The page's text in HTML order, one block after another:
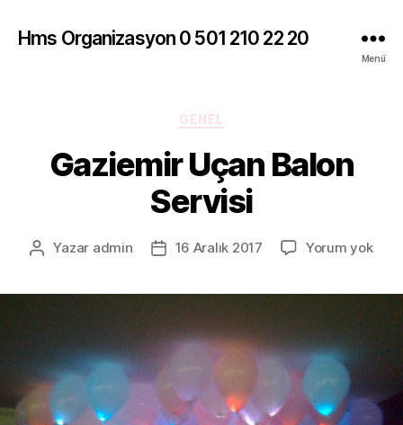
Hms Organizasyon 0 501 210 22 20
Menü
Kategoriler
GENEL
Gaziemir Uçan Balon
Servisi
Yazının
Yazar admin
Yazı16 Aralık 2017 Yorum yok